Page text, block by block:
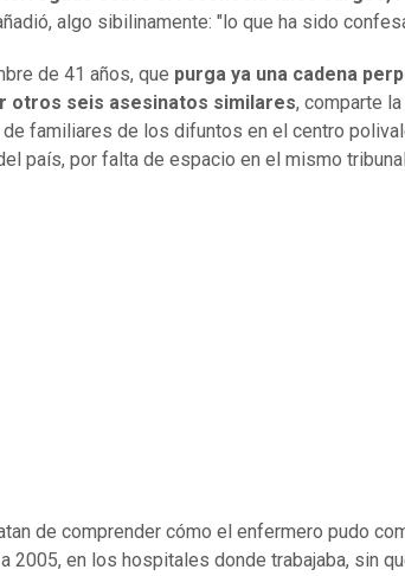
algo sibilinamente: "lo que ha sido
de 41 años, que purga ya una cadena
otros seis asesinatos similares, comparte
familiares de los difuntos en el centro
país, por falta de espacio en el mismo
de comprender cómo el enfermero pudo
2005, en los hospitales donde trabajaba, sin